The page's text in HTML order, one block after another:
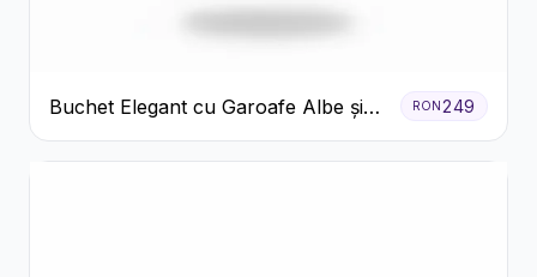
Buchet Elegant cu Garoafe Albe și
Eucalipt
RON249